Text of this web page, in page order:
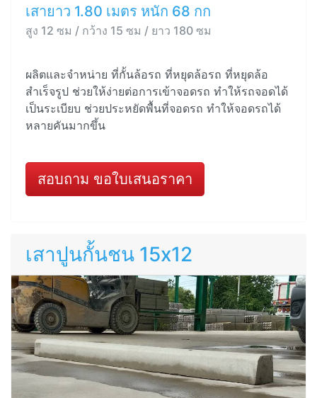
เสายาว 1.80 เมตร หนัก 68 กก
สูง 12 ซม / กว้าง 15 ซม / ยาว 180 ซม
ผลิตและจำหน่าย ที่กั้นล้อรถ ที่หยุดล้อรถ ที่หยุดล้อ
สำเร็จรูป ช่วยให้ง่ายต่อการเข้าจอดรถ ทำให้รถจอดได้
เป็นระเบียบ ช่วยประหยัดพื้นที่จอดรถ ทำให้จอดรถได้
หลายคันมากขึ้น
สอบถาม ขอใบเสนอราคา
เสาปูนกั้นชน 15x12